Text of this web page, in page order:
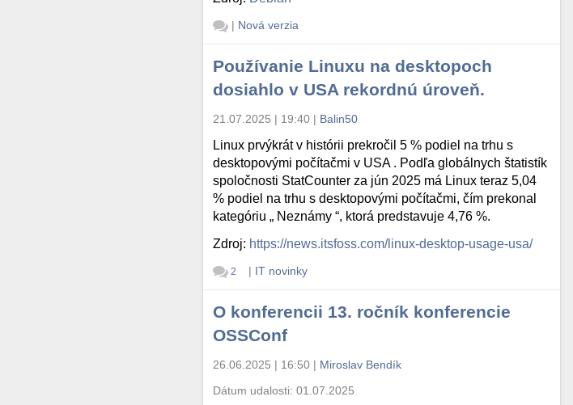
| Nová verzia
Používanie Linuxu na desktopoch
dosiahlo v USA rekordnú úroveň.
21.07.2025 | 19:40 | Balin50
Linux prvýkrát v histórii prekročil 5 % podiel na trhu s
desktopovými počítačmi v USA . Podľa globálnych štatistík
spoločnosti StatCounter za jún 2025 má Linux teraz 5,04
% podiel na trhu s desktopovými počítačmi, čím prekonal
kategóriu „ Neznámy “, ktorá predstavuje 4,76 %.
Zdroj: https://news.itsfoss.com/linux-desktop-usage-usa/
2 | IT novinky
O konferencii 13. ročník konferencie
OSSConf
26.06.2025 | 16:50 | Miroslav Bendík
Dátum udalosti:01.07.2025